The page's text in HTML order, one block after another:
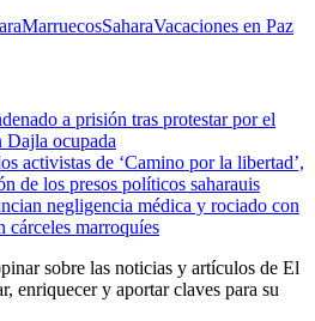
MarruecosSaharaVacaciones en Paz
a prisión tras protestar por el
Dajla ocupada
activistas de ‘Camino por la libertad’,
de los presos políticos saharauis
negligencia médica y rociado con
cárceles marroquíes
sobre las noticias y artículos de El
enriquecer y aportar claves para su